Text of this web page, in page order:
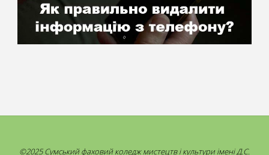
©2025 Сумський фаховий коледж мистецтв і культури імені Д.С.